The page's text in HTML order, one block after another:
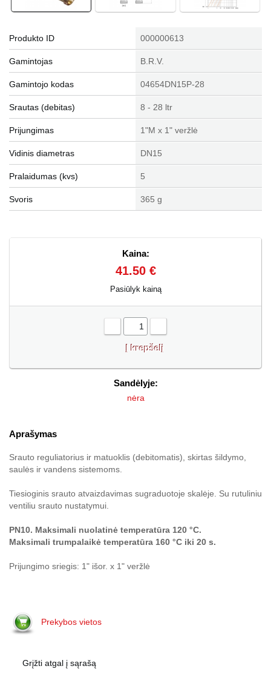
Produkto ID 000000613
Gamintojas B.R.V.
Gamintojo kodas 04654DN15P-28
Srautas (debitas) 8 - 28 ltr
Prijungimas 1"M x 1" veržlė
Vidinis diametras DN15
Pralaidumas (kvs) 5
Svoris 365 g
Kaina:
41.50 €
Pasiūlyk kainą
Sandėlyje:
nėra
Aprašymas
Srauto reguliatorius ir matuoklis (debitomatis), skirtas šildymo,
saulės ir vandens sistemoms.
Tiesioginis srauto atvaizdavimas sugraduotoje skalėje. Su rutuliniu
ventiliu srauto nustatymui.
PN10. Maksimali nuolatinė temperatūra 120 °C.
Maksimali trumpalaikė temperatūra 160 °C iki 20 s.
Prijungimo sriegis: 1" išor. x 1" veržlė
Prekybos vietos
Grįžti atgal į sąrašą